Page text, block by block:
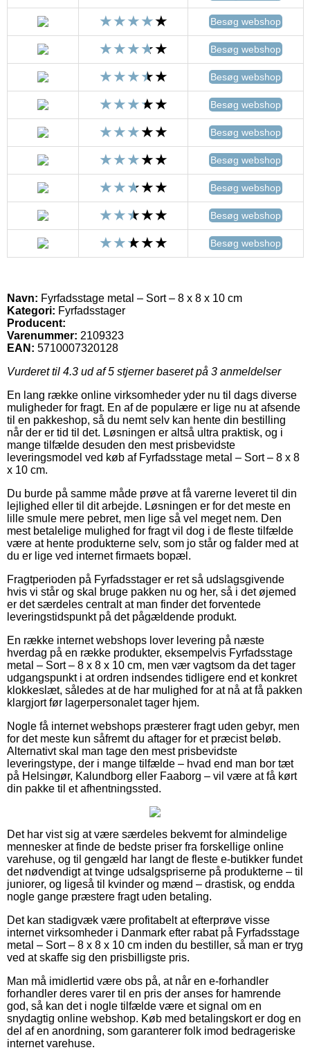
Besøg webshop
Besøg webshop
Besøg webshop
Besøg webshop
Besøg webshop
Besøg webshop
Besøg webshop
Besøg webshop
Besøg webshop
Navn: Fyrfadsstage metal – Sort – 8 x 8 x 10 cm
Kategori: Fyrfadsstager
Producent:
Varenummer: 2109323
EAN: 5710007320128
Vurderet til 4.3 ud af 5 stjerner baseret på 3 anmeldelser
En lang række online virksomheder yder nu til dags diverse
muligheder for fragt. En af de populære er lige nu at afsende
til en pakkeshop, så du nemt selv kan hente din bestilling
når der er tid til det. Løsningen er altså ultra praktisk, og i
mange tilfælde desuden den mest prisbevidste
leveringsmodel ved køb af Fyrfadsstage metal – Sort – 8 x 8
x 10 cm.
Du burde på samme måde prøve at få varerne leveret til din
lejlighed eller til dit arbejde. Løsningen er for det meste en
lille smule mere pebret, men lige så vel meget nem. Den
mest betalelige mulighed for fragt vil dog i de fleste tilfælde
være at hente produkterne selv, som jo står og falder med at
du er lige ved internet firmaets bopæl.
Fragtperioden på Fyrfadsstager er ret så udslagsgivende
hvis vi står og skal bruge pakken nu og her, så i det øjemed
er det særdeles centralt at man finder det forventede
leveringstidspunkt på det pågældende produkt.
En række internet webshops lover levering på næste
hverdag på en række produkter, eksempelvis Fyrfadsstage
metal – Sort – 8 x 8 x 10 cm, men vær vagtsom da det tager
udgangspunkt i at ordren indsendes tidligere end et konkret
klokkeslæt, således at de har mulighed for at nå at få pakken
klargjort før lagerpersonalet tager hjem.
Nogle få internet webshops præsterer fragt uden gebyr, men
for det meste kun såfremt du aftager for et præcist beløb.
Alternativt skal man tage den mest prisbevidste
leveringstype, der i mange tilfælde – hvad end man bor tæt
på Helsingør, Kalundborg eller Faaborg – vil være at få kørt
din pakke til et afhentningssted.
Det har vist sig at være særdeles bekvemt for almindelige
mennesker at finde de bedste priser fra forskellige online
varehuse, og til gengæld har langt de fleste e-butikker fundet
det nødvendigt at tvinge udsalgspriserne på produkterne – til
juniorer, og ligeså til kvinder og mænd – drastisk, og endda
nogle gange præstere fragt uden betaling.
Det kan stadigvæk være profitabelt at efterprøve visse
internet virksomheder i Danmark efter rabat på Fyrfadsstage
metal – Sort – 8 x 8 x 10 cm inden du bestiller, så man er tryg
ved at skaffe sig den prisbilligste pris.
Man må imidlertid være obs på, at når en e-forhandler
forhandler deres varer til en pris der anses for hamrende
god, så kan det i nogle tilfælde være et signal om en
snydagtig online webshop. Køb med betalingskort er dog en
del af en anordning, som garanterer folk imod bedrageriske
internet varehuse.